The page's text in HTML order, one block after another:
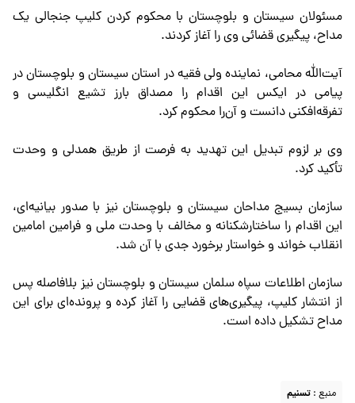
مسئولان سیستان و بلوچستان با محکوم کردن کلیپ جنجالی یک
مداح، پیگیری قضائی وی را آغاز کردند.
آیت‌الله محامی، نماینده ولی فقیه در استان سیستان و بلوچستان در
پیامی در ایکس این اقدام را مصداق بارز تشیع انگلیسی و
تفرقه‌افکنی دانست و آن‌را محکوم کرد.
وی بر لزوم تبدیل این تهدید به فرصت از طریق همدلی و وحدت
تأکید کرد.
سازمان بسیج مداحان سیستان و بلوچستان نیز با صدور بیانیه‌ای،
این اقدام را ساختارشکنانه و مخالف با وحدت ملی و فرامین امامین
انقلاب خواند و خواستار برخورد جدی با آن شد.
سازمان اطلاعات سپاه سلمان سیستان و بلوچستان نیز بلافاصله پس
از انتشار کلیپ، پیگیری‌های قضایی را آغاز کرده و پرونده‌ای برای این
مداح تشکیل داده است.
منبع : تسنیم